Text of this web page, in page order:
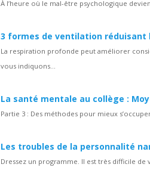
À l’heure où le mal-être psychologique
3 formes de ventilation réduisant
La respiration profonde peut améliorer
vous indiquons...
La santé mentale au collège :
Partie 3 : Des méthodes pour mieux
Les troubles de la personnalité
Dressez un programme. Il est très difficile de